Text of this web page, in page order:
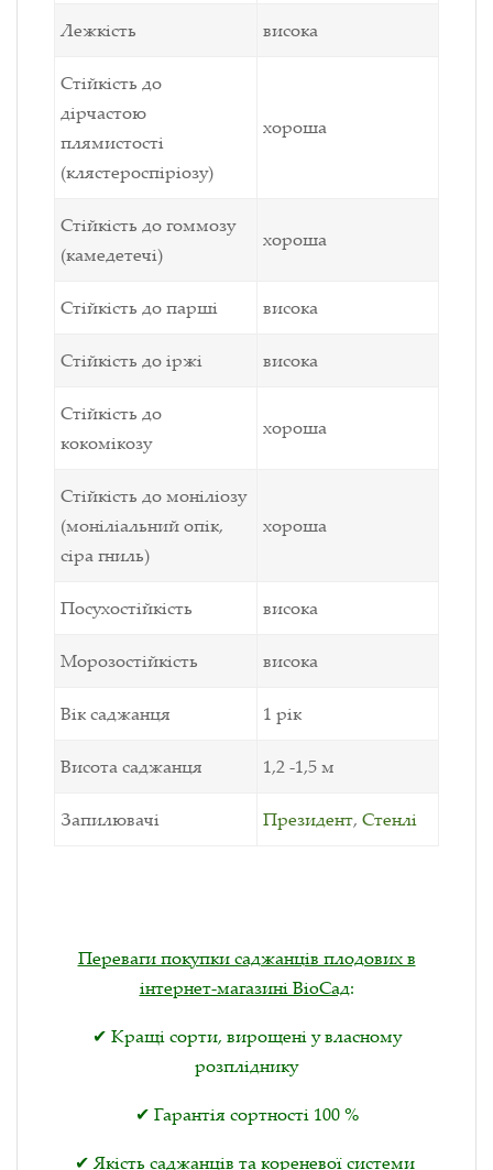
Лежкість висока
Стійкість до
дірчастою
плямистості
(клястероспіріозу)
хороша
Стійкість до гоммозу
(камедетечі)
хороша
Стійкість до парші висока
Стійкість до іржі висока
Стійкість до
кокомікозу
хороша
Стійкість до моніліозу
(моніліальний опік,
сіра гниль)
хороша
Посухостійкість висока
Морозостійкість висока
Вік саджанця 1 рік
Висота саджанця 1,2 -1,5 м
Запилювачі Президент, Стенлі
Переваги покупки саджанців плодових в
інтернет-магазині BioСад:
✔ Кращі сорти, вирощені у власному
розпліднику
✔ Гарантія сортності 100 %
✔ Якість саджанців та кореневої системи